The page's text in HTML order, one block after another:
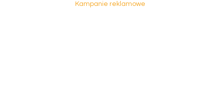
Kampanie reklamowe